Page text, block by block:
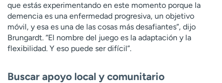
que estás experimentando en este momento porque la
demencia es una enfermedad progresiva, un objetivo
móvil, y esa es una de las cosas más desafiantes”, dijo
Brungardt. “El nombre del juego es la adaptación y la
flexibilidad. Y eso puede ser difícil”.
Buscar apoyo local y comunitario